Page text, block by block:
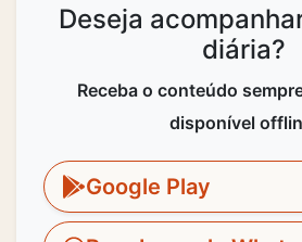
Deseja
diária?
Receba o conteúdo
disponível
Google Play